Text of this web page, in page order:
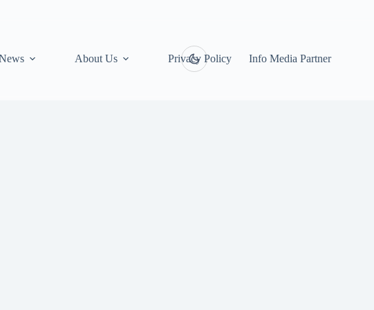
About Us Privacy Policy Info Media Partner